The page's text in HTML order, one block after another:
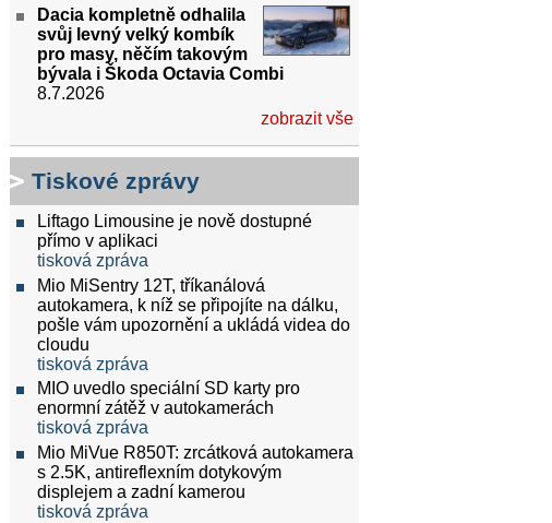
Dacia kompletně odhalila
svůj levný velký kombík
pro masy, něčím takovým
bývala i Škoda Octavia Combi
8.7.2026
zobrazit vše
Tiskové zprávy
Liftago Limousine je nově dostupné
přímo v aplikaci
tisková zpráva
Mio MiSentry 12T, tříkanálová
autokamera, k níž se připojíte na dálku,
pošle vám upozornění a ukládá videa do
cloudu
tisková zpráva
MIO uvedlo speciální SD karty pro
enormní zátěž v autokamerách
tisková zpráva
Mio MiVue R850T: zrcátková autokamera
s 2.5K, antireflexním dotykovým
displejem a zadní kamerou
tisková zpráva